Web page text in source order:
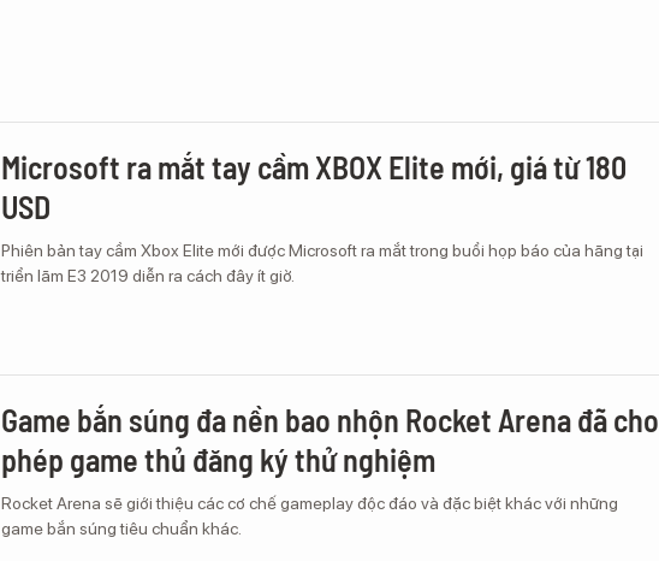
Microsoft ra mắt tay cầm XBOX Elite mới, giá từ 180
USD
Phiên bản tay cầm Xbox Elite mới được Microsoft ra mắt trong buổi họp báo của hãng tại
triển lãm E3 2019 diễn ra cách đây ít giờ.
Game bắn súng đa nền bao nhộn Rocket Arena đã cho
phép game thủ đăng ký thử nghiệm
Rocket Arena sẽ giới thiệu các cơ chế gameplay độc đáo và đặc biệt khác với những
game bắn súng tiêu chuẩn khác.